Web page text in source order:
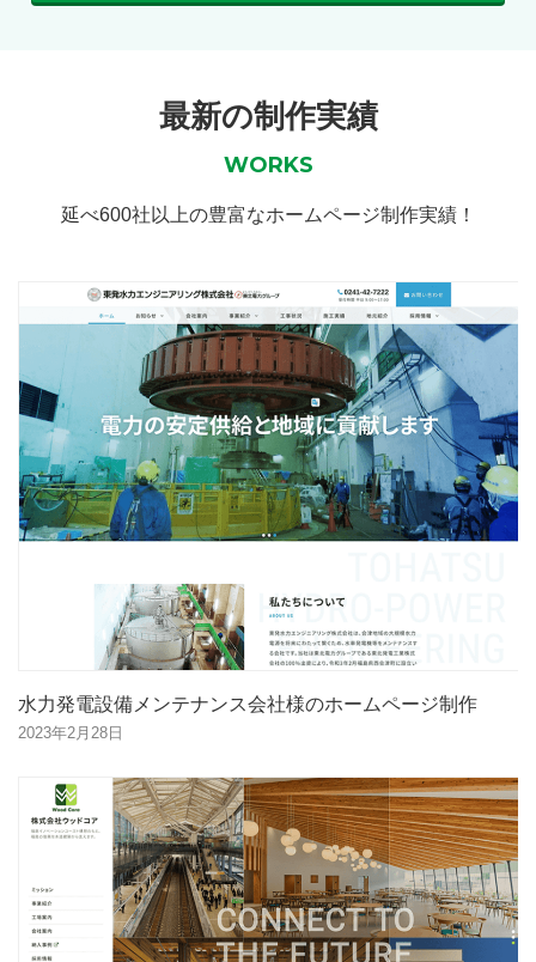
最新の制作実績
WORKS
延べ600社以上の豊富なホームページ制作実績！
水力発電設備メンテナンス会社様のホームページ制作
2023年2月28日